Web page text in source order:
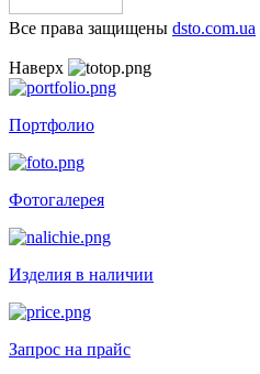
Все права защищены dsto.com.ua
Наверх
Портфолио
Фотогалерея
Изделия в наличии
Запрос на прайс